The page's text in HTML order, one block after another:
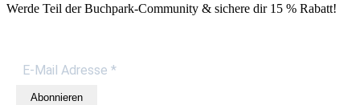
Werde Teil der Buchpark-Community & sichere dir 15 % Rabatt!
Abonnieren